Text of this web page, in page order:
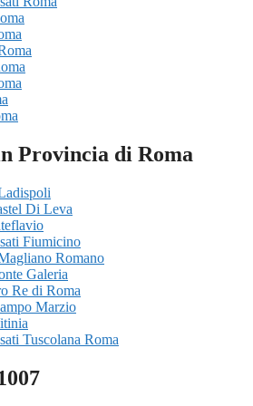
Provincia di Roma
Di Leva
Fiumicino
Romano
Galeria
Re di Roma
Marzio
Tuscolana Roma